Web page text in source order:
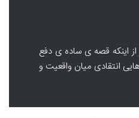
اینکه قصه ی ساده ی دفع
انتقادی میان واقعیت و